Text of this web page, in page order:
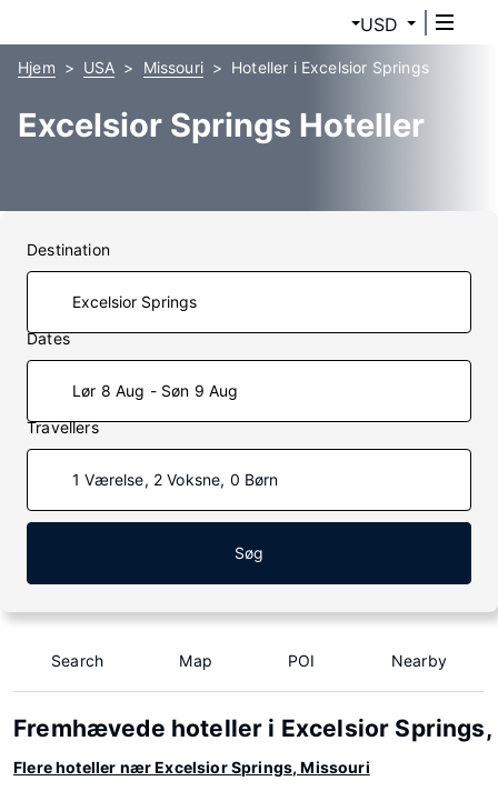
USD
Hjem USA Missouri Hoteller i Excelsior Springs
Excelsior Springs Hoteller
Destination
Dates
Lør 8 Aug - Søn 9 Aug
Travellers
1 Værelse, 2 Voksne, 0 Børn
Søg
Search Map POI Nearby
Fremhævede hoteller i Excelsior
Flere hoteller nær Excelsior Springs, Missouri